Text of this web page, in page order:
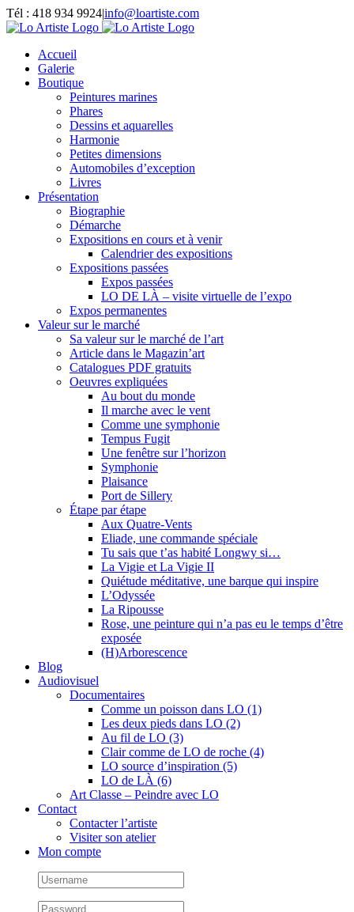
Passer
au
Tél : 418 934 9924|info@loartiste.com
Facebook
Instagram
Email
Pinterest
YouTube
Accueil
Galerie
Boutique
Peintures marines
Phares
Dessins et aquarelles
Harmonie
Petites dimensions
Automobiles d’exception
Livres
Présentation
Biographie
Démarche
Expositions en cours et à venir
Calendrier des expositions
Expositions passées
Expos passées
LO DE LÀ – visite virtuelle de l’expo
Expos permanentes
Valeur sur le marché
Sa valeur sur le marché de l’art
Article dans le Magazin’art
Catalogues PDF gratuits
Oeuvres expliquées
Au bout du monde
Il marche avec le vent
Comme une symphonie
Tempus Fugit
Une fenêtre sur l’horizon
Symphonie
Plaisance
Port de Sillery
Étape par étape
Aux Quatre-Vents
Eliade, une commande spéciale
Tu sais que t’as habité Longwy si…
La Vigie et La Vigie II
Quiétude méditative, une barque qui inspire
L’Odyssée
La Ripousse
Rose, une peinture qui n’a pas eu le temps d’être
exposée
(H)Arborescence
Blog
Audiovisuel
Documentaires
Comme un poisson dans LO (1)
Les deux pieds dans LO (2)
Au fil de LO (3)
Clair comme de LO de roche (4)
LO source d’inspiration (5)
LO de LÀ (6)
Art Classe – Peindre avec LO
Contact
Contacter l’artiste
Visiter son atelier
Mon compte